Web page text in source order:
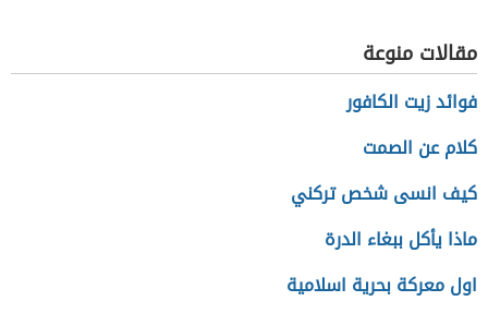
مقالات منوعة
فوائد زيت الكافور
كلام عن الصمت
كيف انسى شخص تركني
ماذا يأكل ببغاء الدرة
اول معركة بحرية اسلامية